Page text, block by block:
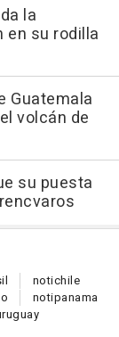
la
en su rodilla
Guatemala
volcán de
su puesta
notichile
notipanama